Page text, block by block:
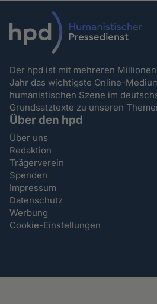
Der hpd ist mit mehreren
Jahr das wichtigste Online-
humanistischen Szene im
Grundsatztexte zu unseren
Über den hpd
Über uns
Redaktion
Trägerverein
Spenden
Impressum
Datenschutz
Werbung
Cookie-Einstellungen